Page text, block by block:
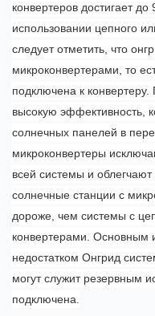
конвертеров достигает
использовании цепного
следует отметить, что
микроконвертерами, то
подключена к
высокую эффективность,
солнечных панелей в
микроконвертеры
всей системы и
солнечные станции с
дороже, чем системы с
конвертерами. Основным
недостатком Онгрид
могут служит резервным
подключена.